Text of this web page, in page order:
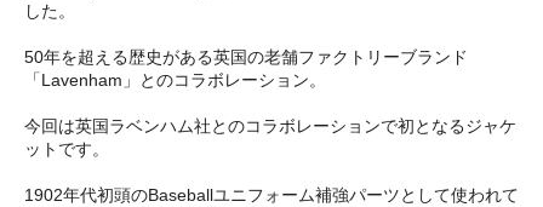
した。
50年を超える歴史がある英国の老舗ファクトリーブランド
「Lavenham」とのコラボレーション。
今回は英国ラベンハム社とのコラボレーションで初となるジャケ
ットです。
1902年代初頭のBaseballユニフォーム補強パーツとして使われて